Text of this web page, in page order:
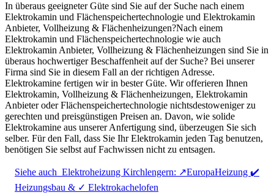
In überaus geeigneter Güte sind Sie auf der Suche nach einem
Elektrokamin und Flächenspeichertechnologie und Elektrokamin
Anbieter, Vollheizung & Flächenheizungen?Nach einem
Elektrokamin und Flächenspeichertechnologie wie auch
Elektrokamin Anbieter, Vollheizung & Flächenheizungen sind Sie in
überaus hochwertiger Beschaffenheit auf der Suche? Bei unserer
Firma sind Sie in diesem Fall an der richtigen Adresse.
Elektrokamine fertigen wir in bester Güte. Wir offerieren Ihnen
Elektrokamin, Vollheizung & Flächenheizungen, Elektrokamin
Anbieter oder Flächenspeichertechnologie nichtsdestoweniger zu
gerechten und preisgünstigen Preisen an. Davon, wie solide
Elektrokamine aus unserer Anfertigung sind, überzeugen Sie sich
selber. Für den Fall, dass Sie Ihr Elektrokamin jeden Tag benutzen,
benötigen Sie selbst auf Fachwissen nicht zu entsagen.
Siehe auch Elektroheizung Kirchlengern: ↗️EuropaHeizung ✔️
Heizungsbau & ✓ Elektrokachelofen